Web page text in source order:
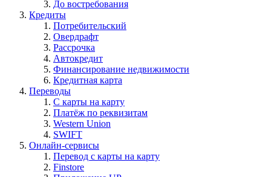
До востребования
Кредиты
Потребительский
Овердрафт
Рассрочка
Автокредит
Финансирование недвижимости
Кредитная карта
Переводы
С карты на карту
Платёж по реквизитам
Western Union
SWIFT
Онлайн-сервисы
Перевод с карты на карту
Finstore